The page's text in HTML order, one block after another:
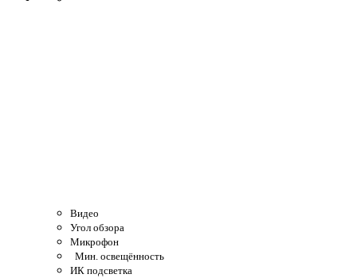
Видео
Угол обзора
Микрофон
Мин. освещённость
ИК подсветка